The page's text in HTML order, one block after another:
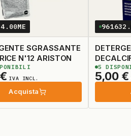
SGRASSANTE
N'12 ARISTON
€ IVA INCL.
Acquista
N'2
5,00 €
5